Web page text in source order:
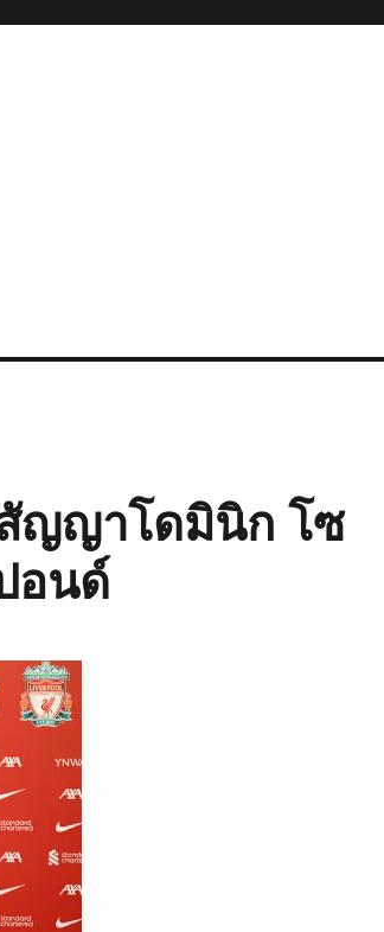
ญญาโดมินิก โซ
อนด์